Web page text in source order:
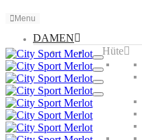
Menu
DAMEN
Hüte